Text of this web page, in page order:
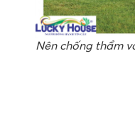
Nên chống thẩm